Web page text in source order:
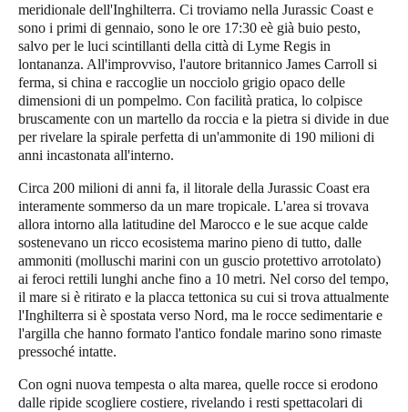
meridionale dell'Inghilterra. Ci troviamo nella Jurassic Coast e
sono i primi di gennaio, sono le ore 17:30 eè già buio pesto,
salvo per le luci scintillanti della città di Lyme Regis in
lontananza. All'improvviso, l'autore britannico James Carroll si
ferma, si china e raccoglie un nocciolo grigio opaco delle
dimensioni di un pompelmo. Con facilità pratica, lo colpisce
bruscamente con un martello da roccia e la pietra si divide in due
per rivelare la spirale perfetta di un'ammonite di 190 milioni di
anni incastonata all'interno.
Circa 200 milioni di anni fa, il litorale della Jurassic Coast era
interamente sommerso da un mare tropicale. L'area si trovava
allora intorno alla latitudine del Marocco e le sue acque calde
sostenevano un ricco ecosistema marino pieno di tutto, dalle
ammoniti (molluschi marini con un guscio protettivo arrotolato)
ai feroci rettili lunghi anche fino a 10 metri. Nel corso del tempo,
il mare si è ritirato e la placca tettonica su cui si trova attualmente
l'Inghilterra si è spostata verso Nord, ma le rocce sedimentarie e
l'argilla che hanno formato l'antico fondale marino sono rimaste
pressoché intatte.
Con ogni nuova tempesta o alta marea, quelle rocce si erodono
dalle ripide scogliere costiere, rivelando i resti spettacolari di